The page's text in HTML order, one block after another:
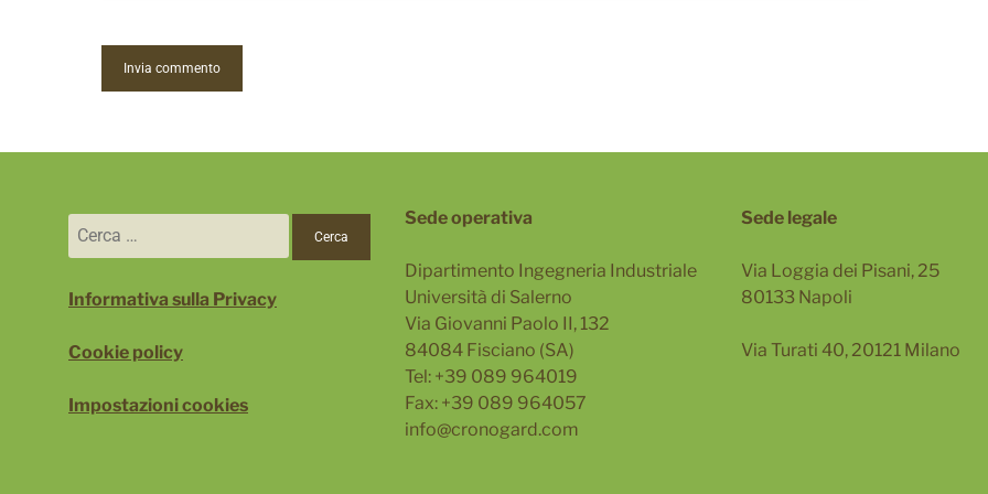
Ricerca
per:
Informativa sulla Privacy
Cookie policy
Impostazioni cookies
Sede operativa
Dipartimento Ingegneria Industriale
Università di Salerno
Via Giovanni Paolo II, 132
84084 Fisciano (SA)
Tel: +39 089 964019
Fax: +39 089 964057
info@cronogard.com
Sede legale
Via Loggia dei Pisani, 25
80133 Napoli
Via Turati 40, 20121 Milano